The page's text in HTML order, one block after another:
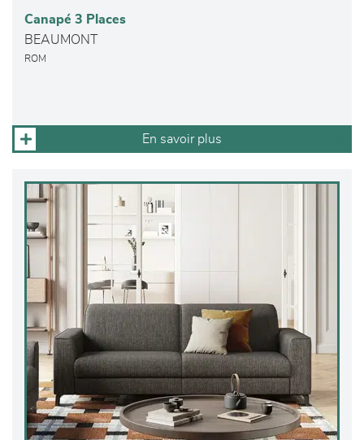
Canapé 3 Places
BEAUMONT
ROM
En savoir plus